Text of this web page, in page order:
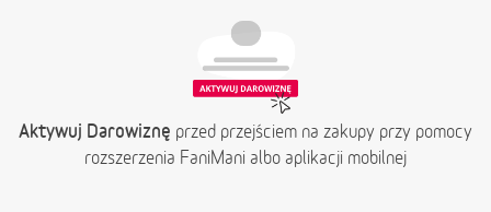
Aktywuj Darowiznę przed przejściem na zakupy przy pomocy
rozszerzenia FaniMani albo aplikacji mobilnej